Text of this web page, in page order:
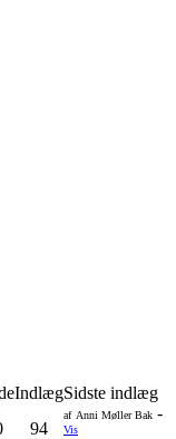
IndlægSidste indlæg
94
af Anni Møller Bak -
Vis